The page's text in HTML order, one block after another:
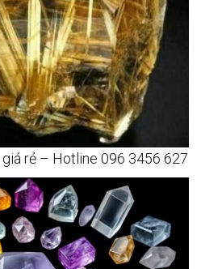
rẻ – Hotline 096 3456 627